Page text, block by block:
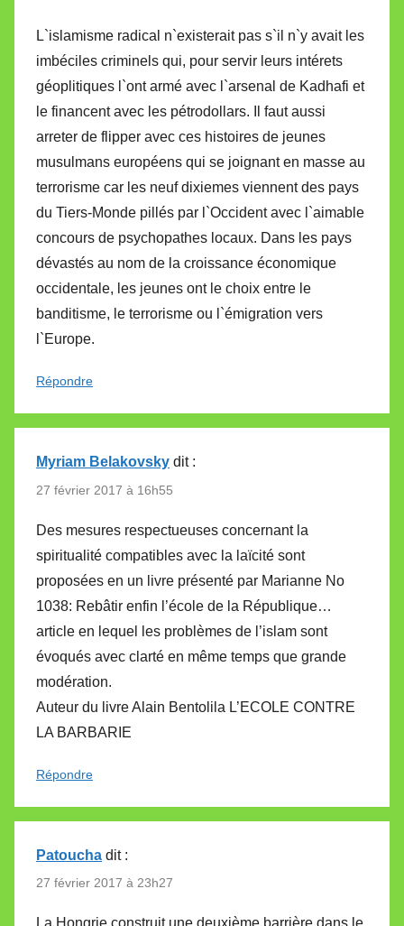
L`islamisme radical n`existerait pas s`il n`y avait les
imbéciles criminels qui, pour servir leurs intérets
géoplitiques l`ont armé avec l`arsenal de Kadhafi et
le financent avec les pétrodollars. Il faut aussi
arreter de flipper avec ces histoires de jeunes
musulmans européens qui se joignant en masse au
terrorisme car les neuf dixiemes viennent des pays
du Tiers-Monde pillés par l`Occident avec l`aimable
concours de psychopathes locaux. Dans les pays
dévastés au nom de la croissance économique
occidentale, les jeunes ont le choix entre le
banditisme, le terrorisme ou l`émigration vers
l`Europe.
Répondre
Myriam Belakovsky dit :
27 février 2017 à 16h55
Des mesures respectueuses concernant la
spiritualité compatibles avec la laïcité sont
proposées en un livre présenté par Marianne No
1038: Rebâtir enfin l’école de la République…
article en lequel les problèmes de l’islam sont
évoqués avec clarté en même temps que grande
modération.
Auteur du livre Alain Bentolila L’ECOLE CONTRE
LA BARBARIE
Répondre
Patoucha dit :
27 février 2017 à 23h27